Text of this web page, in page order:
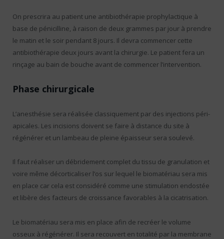
On prescrira au patient une antibiothérapie prophylactique à
base de pénicilline, à raison de deux grammes par jour à prendre
le matin et le soir pendant 8 jours. Il devra commencer cette
antibiothérapie deux jours avant la chirurgie. Le patient fera un
rinçage au bain de bouche avant de commencer l’intervention.
Phase chirurgicale
L’anesthésie sera réalisée classiquement par des injections péri-
apicales. Les incisions doivent se faire à distance du site à
régénérer et un lambeau de pleine épaisseur sera soulevé.
Il faut réaliser un débridement complet du tissu de granulation et
voire même décorticaliser l’os sur lequel le biomatériau sera mis
en place car cela est considéré comme une stimulation endostée
et libère des facteurs de croissance favorables à la cicatrisation.
Le biomatériau sera mis en place afin de recréer le volume
osseux à régénérer. Il sera recouvert en totalité par la membrane